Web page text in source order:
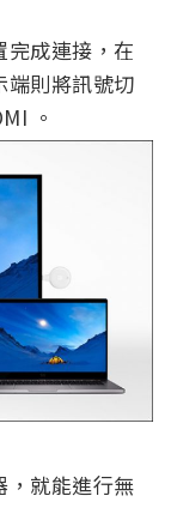
完成連接，在
端則將訊號切
。
，就能進行無